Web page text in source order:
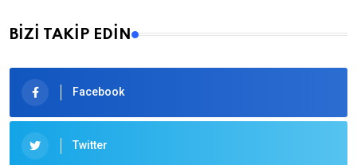
BİZİ TAKİP EDİN
Facebook
Twitter